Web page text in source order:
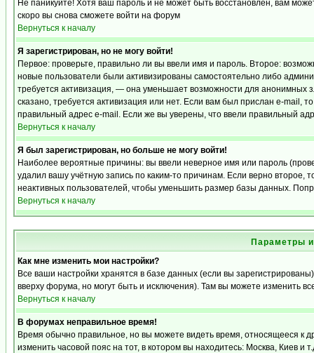
Не паникуйте! Хотя ваш пароль и не может быть восстановлен, вам
скоро вы снова сможете войти на форум
Вернуться к началу
Я зарегистрирован, но не могу войти!
Первое: проверьте, правильно ли вы ввели имя и пароль. Второе:
новые пользователи были активизированы самостоятельно либо
требуется активизация, — она уменьшает возможности для анонимных
сказано, требуется активизация или нет. Если вам был прислан e-mail,
правильный адрес e-mail. Если же вы уверены, что ввели правильный
Вернуться к началу
Я был зарегистрирован, но больше не могу войти!
Наиболее вероятные причины: вы ввели неверное имя или пароль
удалил вашу учётную запись по каким-то причинам. Если верно
неактивных пользователей, чтобы уменьшить размер базы данных.
Вернуться к началу
Параметры
Как мне изменить мои настройки?
Все ваши настройки хранятся в базе данных (если вы
вверху форума, но могут быть и исключения). Там вы можете изменить
Вернуться к началу
В форумах неправильное время!
Время обычно правильное, но вы можете видеть время, относящееся к
изменить часовой пояс на тот, в котором вы находитесь: Москва, Киев